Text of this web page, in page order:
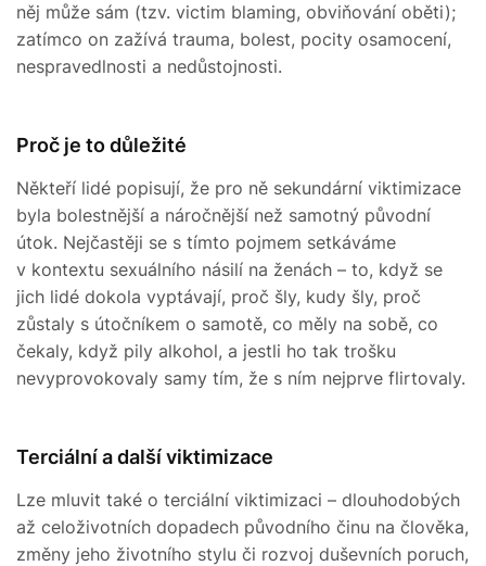
něj může sám (tzv. victim blaming, obviňování oběti);
zatímco on zažívá trauma, bolest, pocity osamocení,
nespravedlnosti a nedůstojnosti.
Proč je to důležité
Někteří lidé popisují, že pro ně sekundární viktimizace
byla bolestnější a náročnější než samotný původní
útok. Nejčastěji se s tímto pojmem setkáváme
v kontextu sexuálního násilí na ženách – to, když se
jich lidé dokola vyptávají, proč šly, kudy šly, proč
zůstaly s útočníkem o samotě, co měly na sobě, co
čekaly, když pily alkohol, a jestli ho tak trošku
nevyprovokovaly samy tím, že s ním nejprve flirtovaly.
Terciální a další viktimizace
Lze mluvit také o terciální viktimizaci – dlouhodobých
až celoživotních dopadech původního činu na člověka,
změny jeho životního stylu či rozvoj duševních poruch,